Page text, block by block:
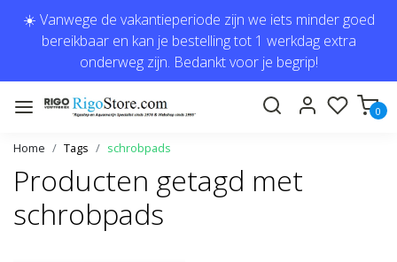
☀️ Vanwege de vakantieperiode zijn we iets minder goed
bereikbaar en kan je bestelling tot 1 werkdag extra
onderweg zijn. Bedankt voor je begrip!
0
Home Tags schrobpads
Producten getagd met
schrobpads